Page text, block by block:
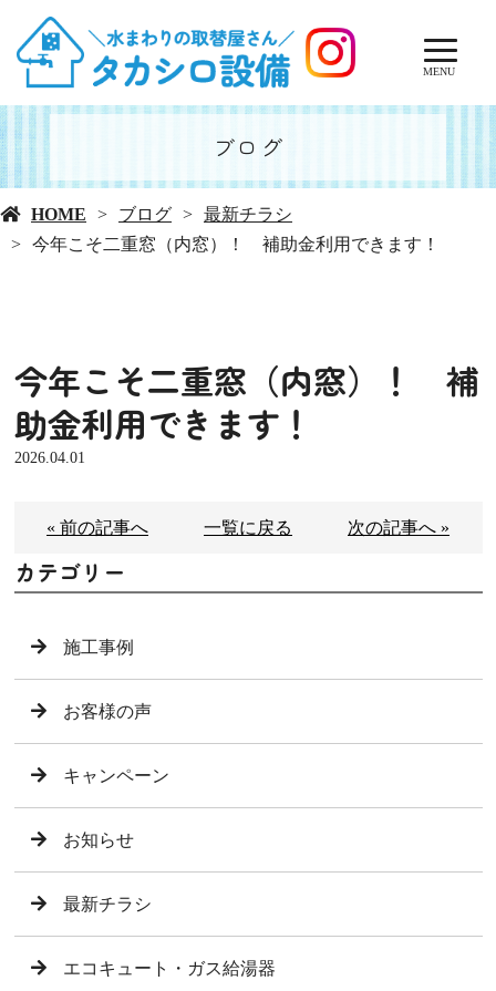
MENU
ブログ
HOME ブログ
最新チラシ
今年こそ二重窓（内窓）！ 補助金利用できます！
今年こそ二重窓（内窓）！ 補
助金利用できます！
2026.04.01
« 前の記事へ 一覧に戻る 次の記事へ »
カテゴリー
施工事例
お客様の声
キャンペーン
お知らせ
最新チラシ
エコキュート・ガス給湯器